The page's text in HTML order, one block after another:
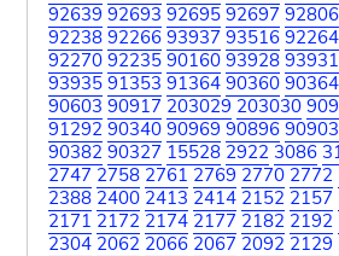
92639 92693 92695 92697 92806
92238 92266 93937 93516 92264
92270 92235 90160 93928 93931
93935 91353 91364 90360 90364
90603 90917 203029 203030
91292 90340 90969 90896 90903
90382 90327 15528 2922 3086
2747 2758 2761 2769 2770 2772
2388 2400 2413 2414 2152 2157
2171 2172 2174 2177 2182 2192
2304 2062 2066 2067 2092 2129